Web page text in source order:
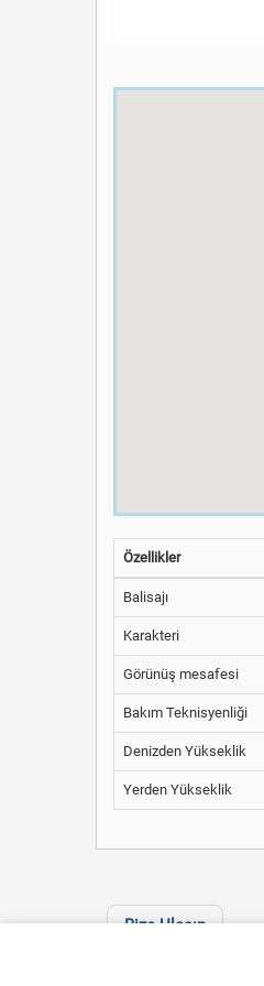
Özellikler
Balisajı
Karakteri
Görünüş mesafesi
Bakım Teknisyenliği
Denizden Yükseklik
Yerden Yükseklik
Bize Ulaşın